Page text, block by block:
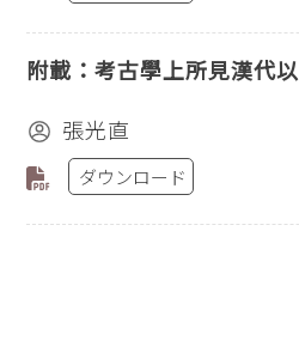
附載：考古學上所見漢代
張光直
ダウンロード